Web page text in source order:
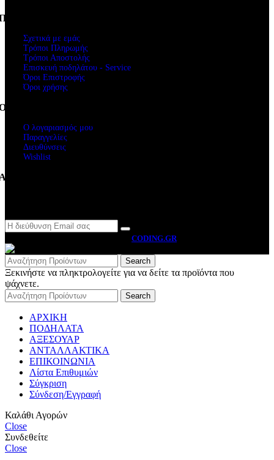
Σχετικά με εμάς
Τρόποι Πληρωμής
Τρόποι Αποστολής
Επισκευή ποδηλάτου - Service
Όροι Επιστροφής
Όροι χρήσης
Λογαριασμός μου
Ο λογαριασμός μου
Παραγγελίες
Διευθύνσεις
Wishlist
μας
CODING.GR
Search
Ξεκινήστε να πληκτρολογείτε για να δείτε τα προϊόντα που
ψάχνετε.
Search
ΑΡΧΙΚΗ
ΠΟΔΗΛΑΤΑ
ΑΞΕΣΟΥΑΡ
ΑΝΤΑΛΛΑΚΤΙΚΑ
ΕΠΙΚΟΙΝΩΝΙΑ
Λίστα Επιθυμιών
Σύγκριση
Σύνδεση/Εγγραφή
Καλάθι Αγορών
Close
Συνδεθείτε
Close